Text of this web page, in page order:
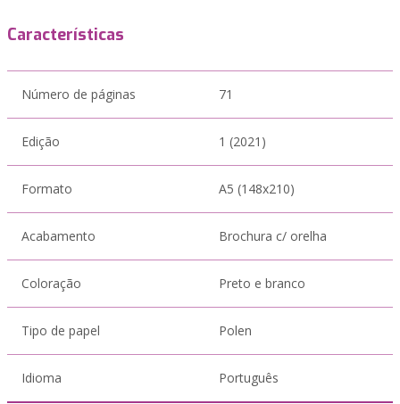
Características
Número de páginas 71
Edição 1 (2021)
Formato A5 (148x210)
Acabamento Brochura c/ orelha
Coloração Preto e branco
Tipo de papel Polen
Idioma Português